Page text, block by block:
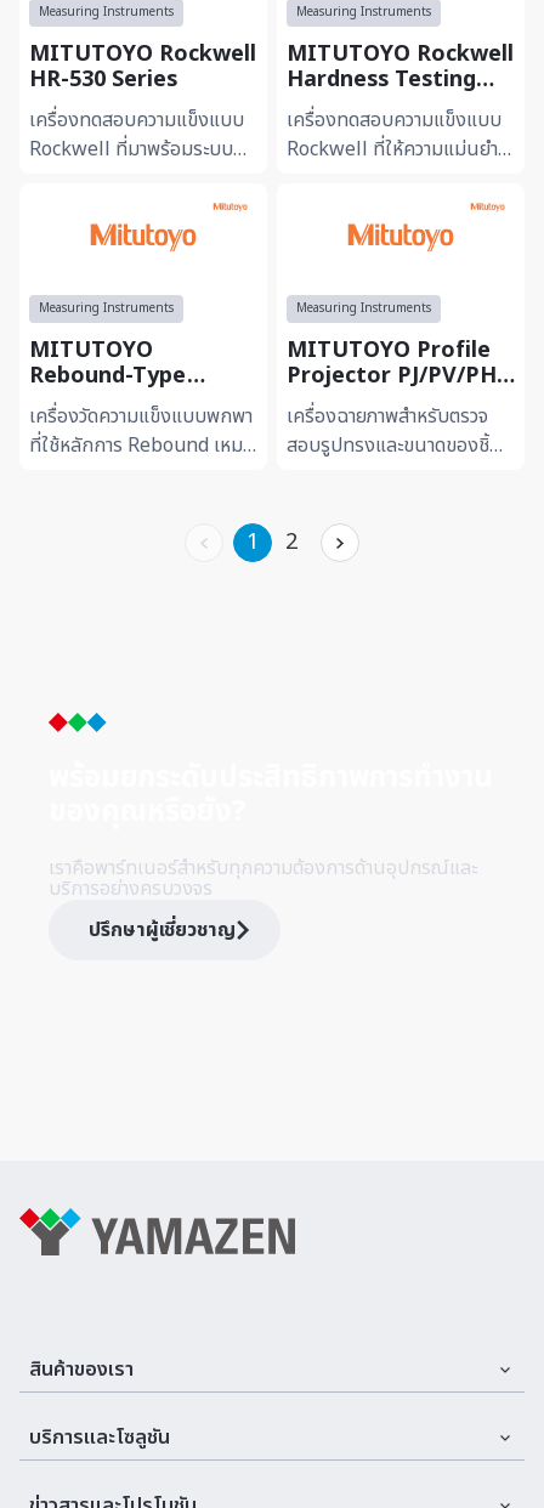
Measuring Instruments
MITUTOYO Rockwell
HR-530 Series
เครื่องทดสอบความแข็งแบบ
Rockwell ที่มาพร้อมระบบ
และลดความคลาดเคลื่อนจากผู้
ใช้งาน เหมาะสำหรับ...
Measuring Instruments
MITUTOYO Rockwell
Hardness Testing
Machines HR-430
Series
เครื่องทดสอบความแข็งแบบ
Rockwell ที่ให้ความแม่นยำ
สำหรับการตรวจสอบคุณภาพ
ในกระบวนการผลิต รองรับ
Measuring Instruments
MITUTOYO
Rebound-Type
Portable Hardness
Tester Hardmatic
HH-411
เครื่องวัดความแข็งแบบพกพา
ที่ใช้หลักการ Rebound เหมาะ
Measuring Instruments
MITUTOYO Profile
Projector PJ/PV/PH
Series
เครื่องฉายภาพสำหรับตรวจ
สอบรูปทรงและขนาดของชิ้น
Drawing ได้อย่างชัดเจน เห
มาะส...
1 2
เราคือพาร์ทเนอร์สำหรับทุกความต้องการด้านอุปกรณ์และ
บริการอย่างครบวงจร
ปรึกษาผู้เชี่ยวชาญ
สินค้าของเรา
Assemble Machines & Tools
บริการและโซลูชัน
บริการและที่ปรึกษา